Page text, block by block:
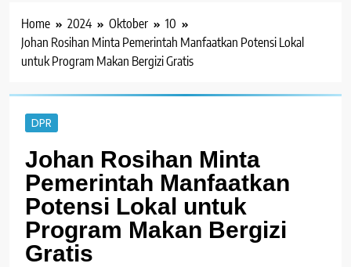
Home 2024 Oktober
10
Johan Rosihan Minta Pemerintah Manfaatkan Potensi Lokal
untuk Program Makan Bergizi Gratis
DPR
Johan Rosihan Minta
Pemerintah Manfaatkan
Potensi Lokal untuk
Program Makan Bergizi
Gratis